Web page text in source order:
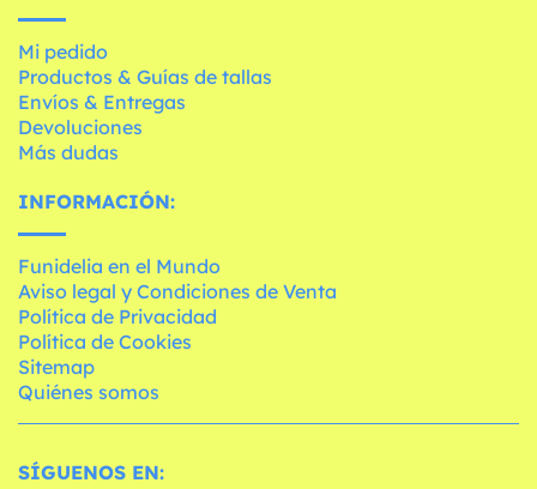
Mi pedido
Productos & Guías de tallas
Envíos & Entregas
Devoluciones
Más dudas
INFORMACIÓN:
Funidelia en el Mundo
Aviso legal y Condiciones de Venta
Política de Privacidad
Política de Cookies
Sitemap
Quiénes somos
SÍGUENOS EN: